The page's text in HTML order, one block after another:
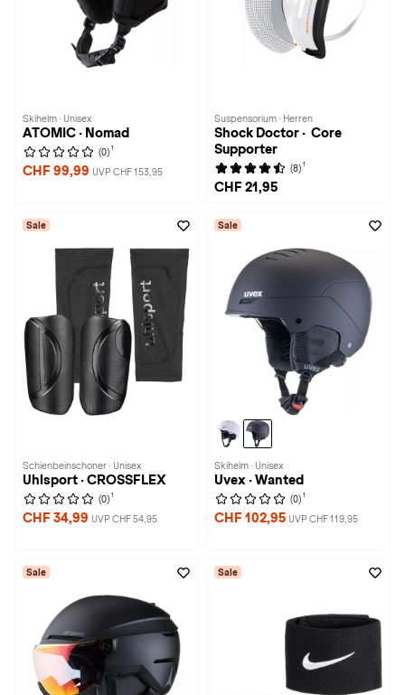
Skihelm · Unisex
ATOMIC · Nomad
(0) 1
CHF 99,99 UVP CHF 153,95
Suspensorium · Herren
Shock Doctor · Core
Supporter
(8) 1
CHF 21,95
Sale
Schienbeinschoner · Unisex
Uhlsport · CROSSFLEX
(0) 1
CHF 34,99 UVP CHF 54,95
Sale
Skihelm · Unisex
Uvex · Wanted
(0) 1
CHF 102,95 UVP CHF 119,95
Sale Sale